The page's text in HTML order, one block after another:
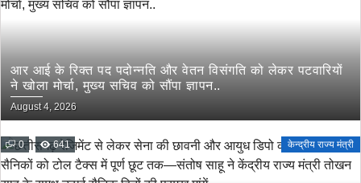
आर आई के रिक्त पद पदोन्नति और वेतन विसंगति को लेकर पटवारियों
ने खोला मोर्चा, मुख्य सचिव को सौंपा ज्ञापन..
August 4, 2026
0 641 केन्द्रीय राज्य मंत्री